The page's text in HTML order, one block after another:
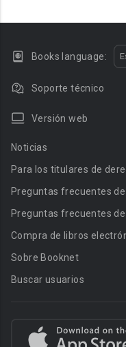
Books language:
Soporte técnico
Versión web
Noticias
Para los titulares de
Preguntas frecuentes
Preguntas frecuentes
Compra de libros
Sobre Booknet
Buscar usuarios